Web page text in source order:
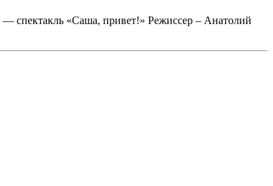
спектакль «Саша, привет!» Режиссер – Анатолий